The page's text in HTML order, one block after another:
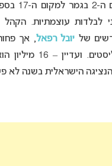
הפער
לבלדות עוצמתיות.
של יובל רפאל, אך
דרמטיות
הישראלית בשנה לא